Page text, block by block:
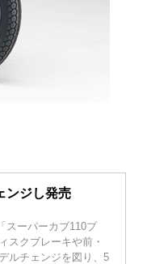
ンジし発売
スーパーカブ110プ
スクブレーキや前・
ルチェンジを図り、5